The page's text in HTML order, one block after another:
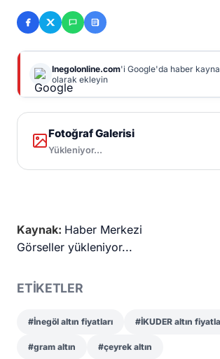
Inegolonline.com'i Google'da haber
olarak ekleyin
Fotoğraf Galerisi
Yükleniyor...
Kaynak: Haber Merkezi
Görseller yükleniyor...
ETİKETLER
#İnegöl altın fiyatları #İKUDER altın
#gram altın #çeyrek altın